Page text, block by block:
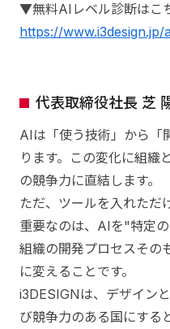
▼無料AIレベル診断はこ
https://
代表取締役社長 芝
AIは「使う技術」から「
ります。この変化に組織
の競争力に直結します。
ただ、ツールを入れただ
重要なのは、AIを"特定
組織の開発プロセスその
に変えることです。
i3DESIGNは、デザイン
び競争力のある国にする